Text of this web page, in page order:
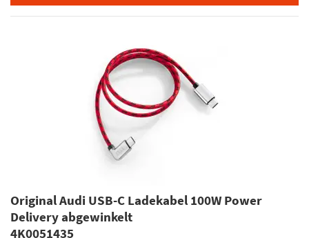
Original Audi USB-C Ladekabel 100W Power
Delivery abgewinkelt
4K0051435